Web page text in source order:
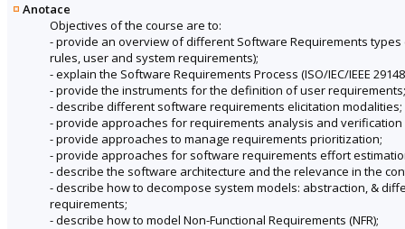
Anotace
Objectives of the course are to:
- provide an overview of different Software Requirements
rules, user and system requirements);
- explain the Software Requirements Process (ISO/IEC/IEEE
- provide the instruments for the definition of user requirements;
- describe different software requirements elicitation modalities;
- provide approaches for requirements analysis and verification
- provide approaches to manage requirements prioritization;
- provide approaches for software requirements effort
- describe the software architecture and the relevance in the
- describe how to decompose system models: abstraction, &
requirements;
- describe how to model Non-Functional Requirements (NFR);